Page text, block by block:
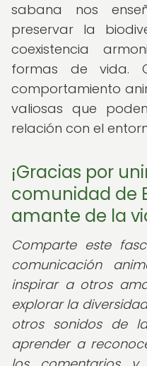
sabana nos
preservar la
coexistencia
formas de vida.
comportamiento
valiosas que
relación con el
¡Gracias por
comunidad de
amante de la
Comparte este
comunicación
inspirar a otros
explorar la
otros sonidos de
aprender a